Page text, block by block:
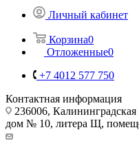
Личный кабинет
Корзина0
Отложенные0
+7 4012 577 750
Контактная информация
236006,
дом № 10, литера Щ,